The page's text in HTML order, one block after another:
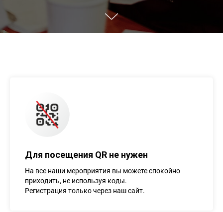
Для посещения QR не нужен
На все наши мероприятия вы можете спокойно
приходить, не используя коды.
Регистрация только через наш сайт.